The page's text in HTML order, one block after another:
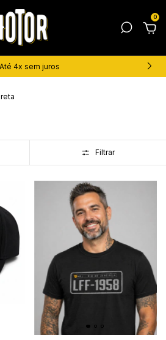
0
Até 4x sem juros
Filtrar